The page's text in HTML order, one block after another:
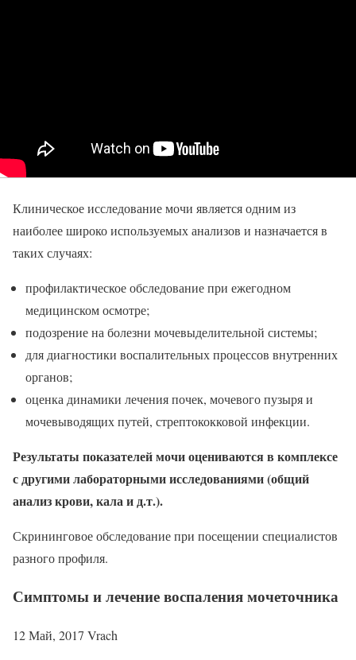
Клиническое исследование мочи является одним из
наиболее широко используемых анализов и назначается в
таких случаях:
профилактическое обследование при ежегодном
медицинском осмотре;
подозрение на болезни мочевыделительной системы;
для диагностики воспалительных процессов внутренних
органов;
оценка динамики лечения почек, мочевого пузыря и
мочевыводящих путей, стрептококковой инфекции.
Результаты показателей мочи оцениваются в комплексе
с другими лабораторными исследованиями (общий
анализ крови, кала и д.т.).
Скрининговое обследование при посещении специалистов
разного профиля.
Симптомы и лечение воспаления мочеточника
12 Май, 2017 Vrach